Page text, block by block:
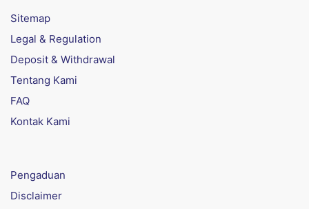
Sitemap
Legal & Regulation
Deposit & Withdrawal
Tentang Kami
FAQ
Kontak Kami
Pengaduan
Disclaimer